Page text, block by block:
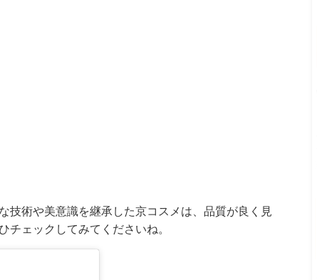
技術や美意識を継承した京コスメは、品質が良く見
チェックしてみてくださいね。